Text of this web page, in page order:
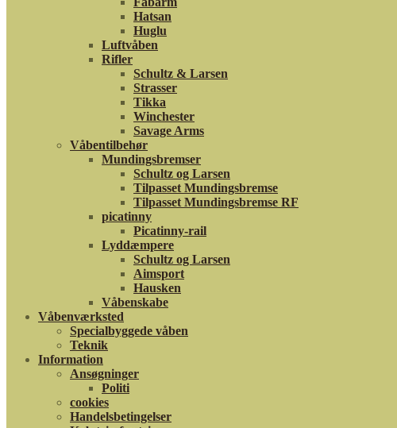
Hatsan
Huglu
Luftvåben
Rifler
Schultz & Larsen
Strasser
Tikka
Winchester
Savage Arms
Våbentilbehør
Mundingsbremser
Schultz og Larsen
Tilpasset Mundingsbremse
Tilpasset Mundingsbremse RF
picatinny
Picatinny-rail
Lyddæmpere
Schultz og Larsen
Aimsport
Hausken
Våbenskabe
Våbenværksted
Specialbyggede våben
Teknik
Information
Ansøgninger
Politi
cookies
Handelsbetingelser